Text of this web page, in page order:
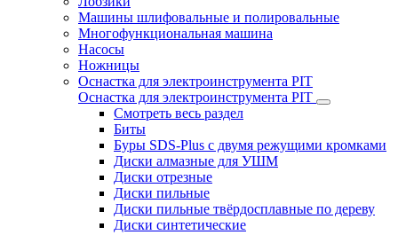
Машины шлифовальные и полировальные
Многофункциональная машина
Насосы
Ножницы
Оснастка для электроинструмента PIT
Оснастка для электроинструмента PIT
Смотреть весь раздел
Биты
Буры SDS-Plus c двумя режущими кромками
Диски алмазные для УШМ
Диски отрезные
Диски пильные
Диски пильные твёрдосплавные по дереву
Диски синтетические